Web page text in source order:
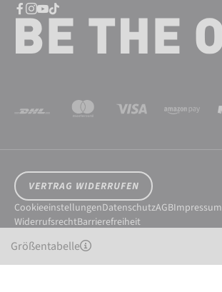
Größentabelle
VERTRAG WIDERRUFEN
CookieeinstellungenDatenschutzAGBImpressum
WiderrufsrechtBarrierefreiheit
© 2026 Reusch International SpA - AG